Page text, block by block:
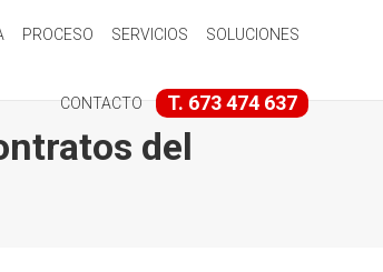
PROCESO SERVICIOS SOLUCIONES
CONTACTO T. 673 474 637
del